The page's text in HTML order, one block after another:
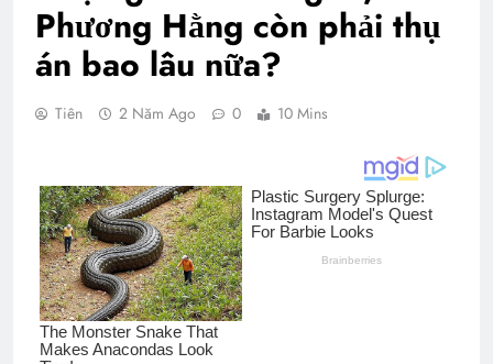
Phương Hằng còn phải thụ
án bao lâu nữa?
Tiên 2 Năm Ago 0 10 Mins